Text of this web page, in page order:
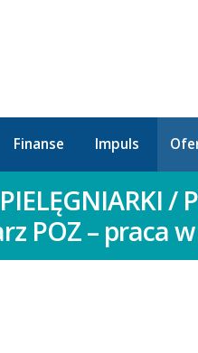
Finanse Impuls
/
POZ – praca